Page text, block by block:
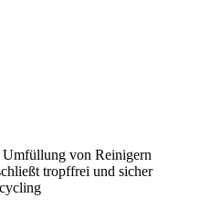
Umfüllung von Reinigern
tropffrei und sicher